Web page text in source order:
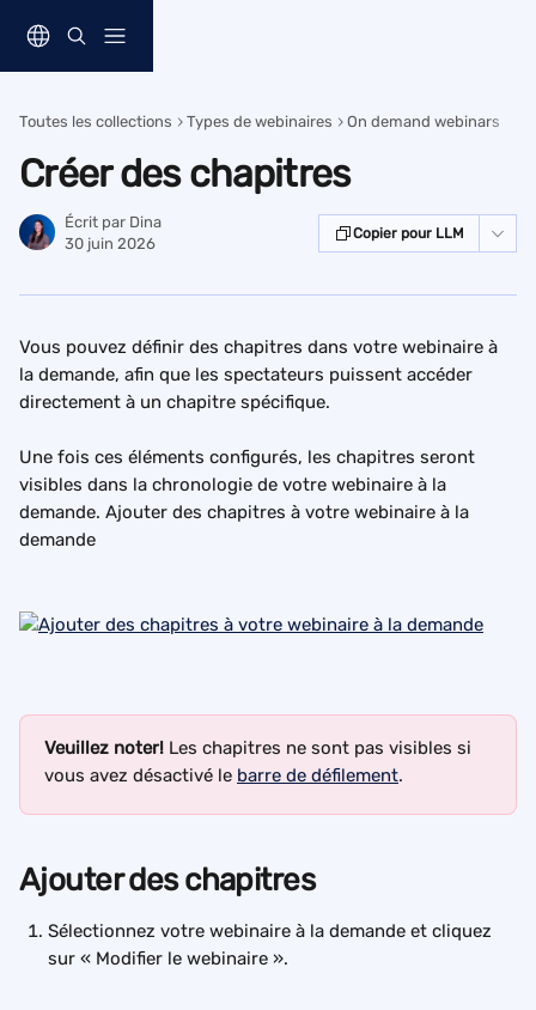
Toutes les collections Types de webinaires On demand webinars
Créer des chapitres
Écrit par Dina
30 juin 2026
Copier pour LLM
Vous pouvez définir des chapitres dans votre webinaire à
la demande, afin que les spectateurs puissent accéder
directement à un chapitre spécifique.
Une fois ces éléments configurés, les chapitres seront
visibles dans la chronologie de votre webinaire à la
demande. Ajouter des chapitres à votre webinaire à la
demande
Veuillez noter! Les chapitres ne sont pas visibles si
vous avez désactivé le barre de défilement.
Ajouter des chapitres
Sélectionnez votre webinaire à la demande et cliquez
sur « Modifier le webinaire ».